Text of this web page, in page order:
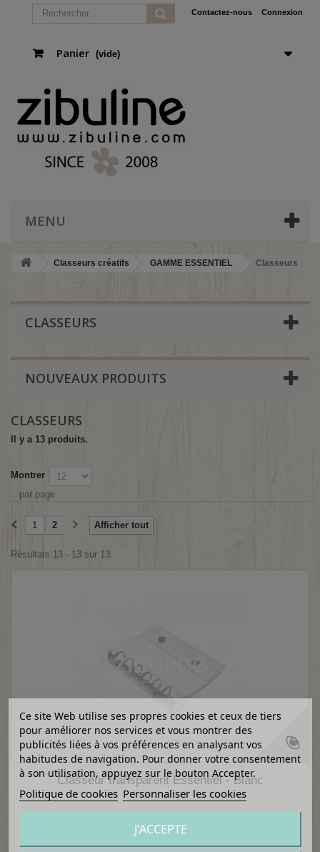
Connexion
Contactez-nous
Panier (vide)
MENU
Classeurs créatifs GAMME ESSENTIEL Classeurs
CLASSEURS
NOUVEAUX PRODUITS
CLASSEURS
Il y a 13 produits.
Montrer
par page
Afficher tout
1 2
Résultats 13 - 13 sur 13.
Classeur transparent Essentiel - Blanc
9,90 €
Ce site Web utilise ses propres cookies et ceux de tiers
pour améliorer nos services et vous montrer des
publicités liées à vos préférences en analysant vos
habitudes de navigation. Pour donner votre consentement
à son utilisation, appuyez sur le bouton Accepter.
Politique de cookies Personnaliser les cookies
J'ACCEPTE